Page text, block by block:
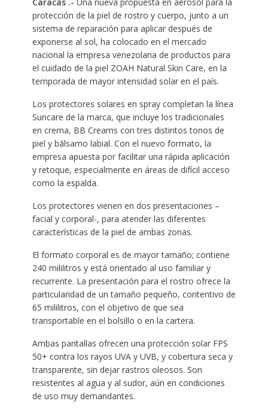
protección de la piel de rostro y cuerpo, junto a un
sistema de reparación para aplicar después de
exponerse al sol, ha colocado en el mercado
nacional la empresa venezolana de productos para
el cuidado de la piel ZOAH Natural Skin Care, en la
temporada de mayor intensidad solar en el país.
Los protectores solares en spray completan la línea
Suncare de la marca, que incluye los tradicionales
en crema, BB Creams con tres distintos tonos de
piel y bálsamo labial. Con el nuevo formato, la
empresa apuesta por facilitar una rápida aplicación
y retoque, especialmente en áreas de difícil acceso
como la espalda.
Los protectores vienen en dos presentaciones –
facial y corporal-, para atender las diferentes
características de la piel de ambas zonas.
El formato corporal es de mayor tamaño; contiene
240 mililitros y está orientado al uso familiar y
recurrente. La presentación para el rostro ofrece la
particularidad de un tamaño pequeño, contentivo de
65 mililitros, con el objetivo de que sea
transportable en el bolsillo o en la cartera.
Ambas pantallas ofrecen una protección solar FPS
50+ contra los rayos UVA y UVB, y cobertura seca y
transparente, sin dejar rastros oleosos. Son
resistentes al agua y al sudor, aún en condiciones
de uso muy demandantes.